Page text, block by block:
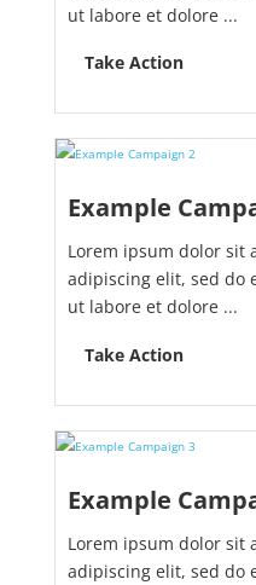
ut labore et dolore ...
Take Action
Example
Lorem ipsum dolor sit
adipiscing elit, sed do
ut labore et dolore ...
Take Action
Example
Lorem ipsum dolor sit
adipiscing elit, sed do